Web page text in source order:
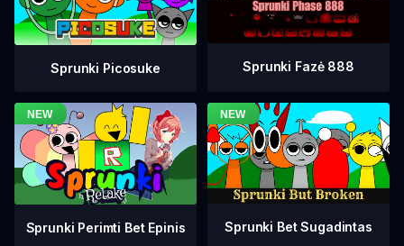
Sprunki Picosuke Sprunki Fazė 888
Sprunki Perimti Bet Epinis Sprunki Bet Sugadintas